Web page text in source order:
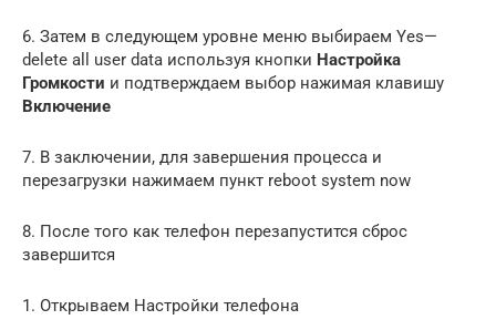
6. Затем в следующем уровне меню выбираем Yes—
delete all user data используя кнопки Настройка
Громкости и подтверждаем выбор нажимая клавишу
Включение
7. В заключении, для завершения процесса и
перезагрузки нажимаем пункт reboot system now
8. После того как телефон перезапустится сброс
завершится
1. Открываем Настройки телефона